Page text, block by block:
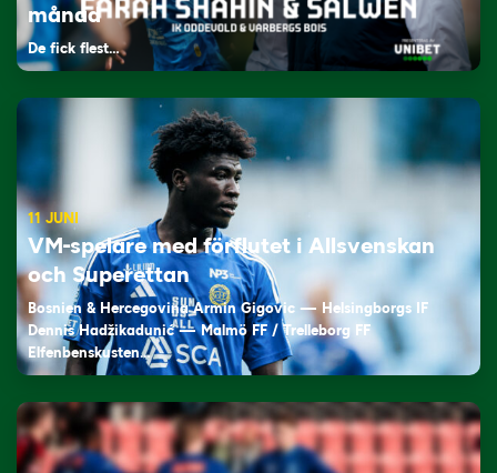
månad
De fick flest…
11 JUNI
VM-spelare med förflutet i Allsvenskan
och Superettan
Bosnien & Hercegovina Armin Gigovic — Helsingborgs IF
Dennis Hadžikadunić — Malmö FF / Trelleborg FF
Elfenbenskusten…